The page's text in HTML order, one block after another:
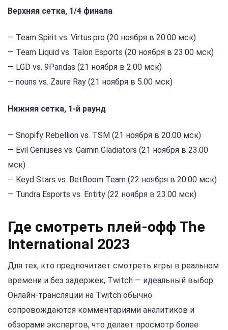
Верхняя сетка, 1/4 финала
— Team Spirit vs. Virtus.pro (20 ноября в 20.00 мск)
— Team Liquid vs. Talon Esports (20 ноября в 23.00 мск)
— LGD vs. 9Pandas (21 ноября в 2.00 мск)
— nouns vs. Zaure Ray (21 ноября в 5.00 мск)
Нижняя сетка, 1-й раунд
— Snopify Rebellion vs. TSM (21 ноября в 20.00 мск)
— Evil Geniuses vs. Gaimin Gladiators (21 ноября в 23.00
мск)
— Keyd Stars vs. BetBoom Team (22 ноября в 20.00 мск)
— Tundra Esports vs. Entity (22 ноября в 23.00 мск)
Где смотреть плей-офф The
International 2023
Для тех, кто предпочитает смотреть игры в реальном
времени и без задержек, Twitch — идеальный выбор.
Онлайн-трансляции на Twitch обычно
сопровождаются комментариями аналитиков и
обзорами экспертов, что делает просмотр более